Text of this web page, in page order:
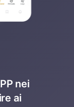
nei
ai